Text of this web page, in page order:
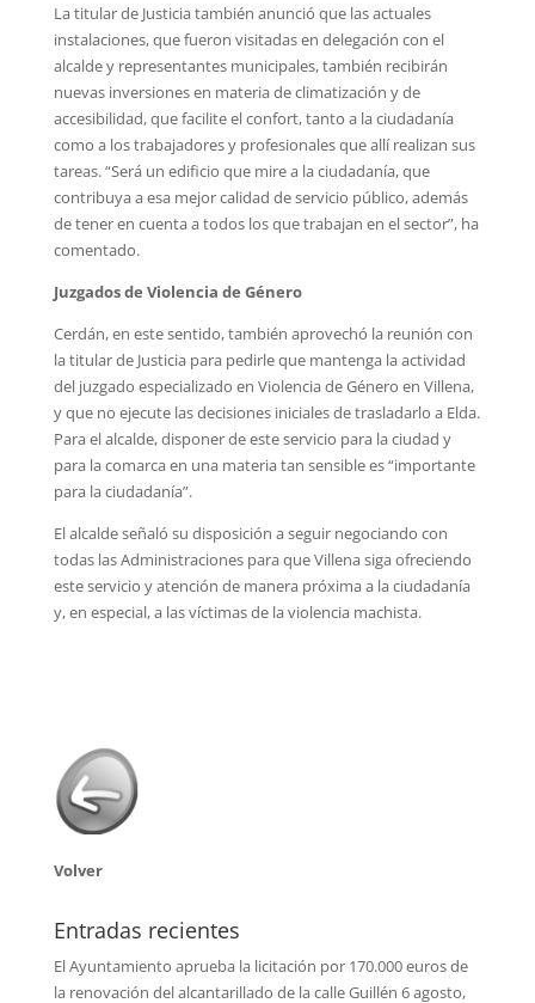
La titular de Justicia también anunció que las actuales
instalaciones, que fueron visitadas en delegación con el
alcalde y representantes municipales, también recibirán
nuevas inversiones en materia de climatización y de
accesibilidad, que facilite el confort, tanto a la ciudadanía
como a los trabajadores y profesionales que allí realizan sus
tareas. “Será un edificio que mire a la ciudadanía, que
contribuya a esa mejor calidad de servicio público, además
de tener en cuenta a todos los que trabajan en el sector”, ha
comentado.
Juzgados de Violencia de Género
Cerdán, en este sentido, también aprovechó la reunión con
la titular de Justicia para pedirle que mantenga la actividad
del juzgado especializado en Violencia de Género en Villena,
y que no ejecute las decisiones iniciales de trasladarlo a Elda.
Para el alcalde, disponer de este servicio para la ciudad y
para la comarca en una materia tan sensible es “importante
para la ciudadanía”.
El alcalde señaló su disposición a seguir negociando con
todas las Administraciones para que Villena siga ofreciendo
este servicio y atención de manera próxima a la ciudadanía
y, en especial, a las víctimas de la violencia machista.
Volver
Entradas recientes
El Ayuntamiento aprueba la licitación por 170.000 euros de
la renovación del alcantarillado de la calle Guillén 6 agosto,